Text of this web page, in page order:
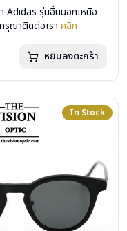
Adidas รุ่นอื่นนอกเหนือ
รุณาติดต่อเรา คลิก
หยิบลงตะกร้า
In Stock